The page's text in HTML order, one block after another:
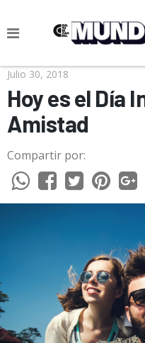
NOTICIAS
CULTURA POP
CIENCIA Y TECNOLOGÍA
VIDA
SOCIEDAD
Julio 30, 2018
Hoy es el Día
Amistad
Compartir por: